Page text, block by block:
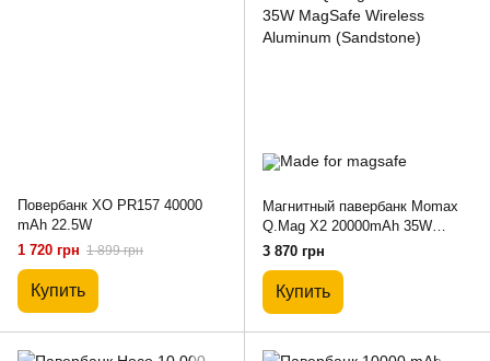
Повербанк XO PR157 40000
mAh 22.5W
1 720 грн 1 899 грн
Купить
Магнитный павербанк Momax
Q.Mag X2 20000mAh 35W
MagSafe Wireless Aluminum
3 870 грн
Купить